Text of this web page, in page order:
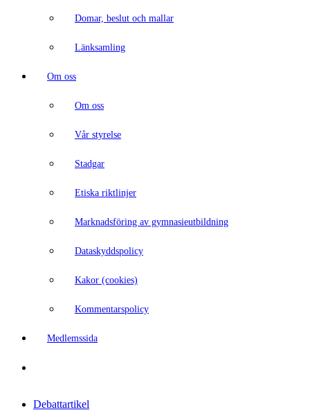
Domar, beslut och mallar
Länksamling
Om oss
Om oss
Vår styrelse
Stadgar
Etiska riktlinjer
Marknadsföring av gymnasieutbildning
Dataskyddspolicy
Kakor (cookies)
Kommentarspolicy
Medlemssida
Debattartikel